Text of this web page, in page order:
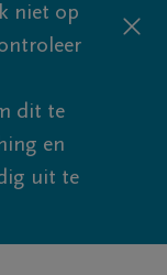
niet op
dit te
en
uit te